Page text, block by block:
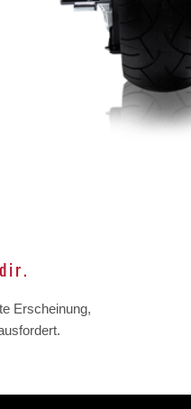
Erscheinung,